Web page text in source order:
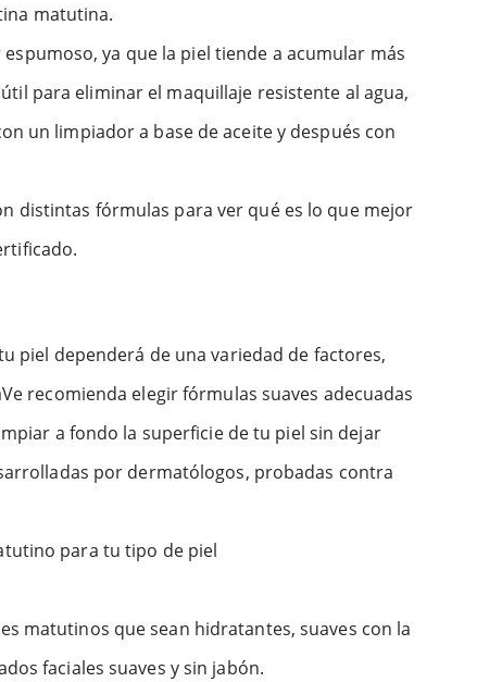
matutina.
ya que la piel tiende a acumular más
para eliminar el maquillaje resistente al agua,
un limpiador a base de aceite y después con
distintas fórmulas para ver qué es lo que mejor
piel dependerá de una variedad de factores,
recomienda elegir fórmulas suaves adecuadas
a fondo la superficie de tu piel sin dejar
por dermatólogos, probadas contra
para tu tipo de piel
matutinos que sean hidratantes, suaves con la
faciales suaves y sin jabón.